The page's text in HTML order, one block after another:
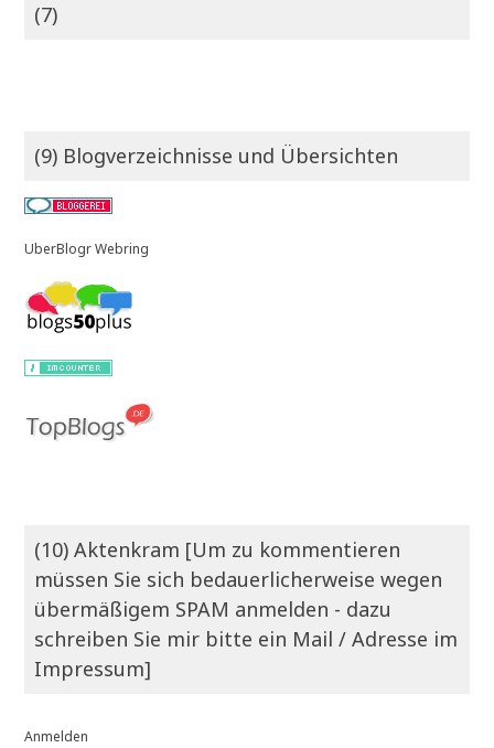
(7)
(9) Blogverzeichnisse und Übersichten
UberBlogr Webring
(10) Aktenkram [Um zu kommentieren
müssen Sie sich bedauerlicherweise wegen
übermäßigem SPAM anmelden - dazu
schreiben Sie mir bitte ein Mail / Adresse im
Impressum]
Anmelden